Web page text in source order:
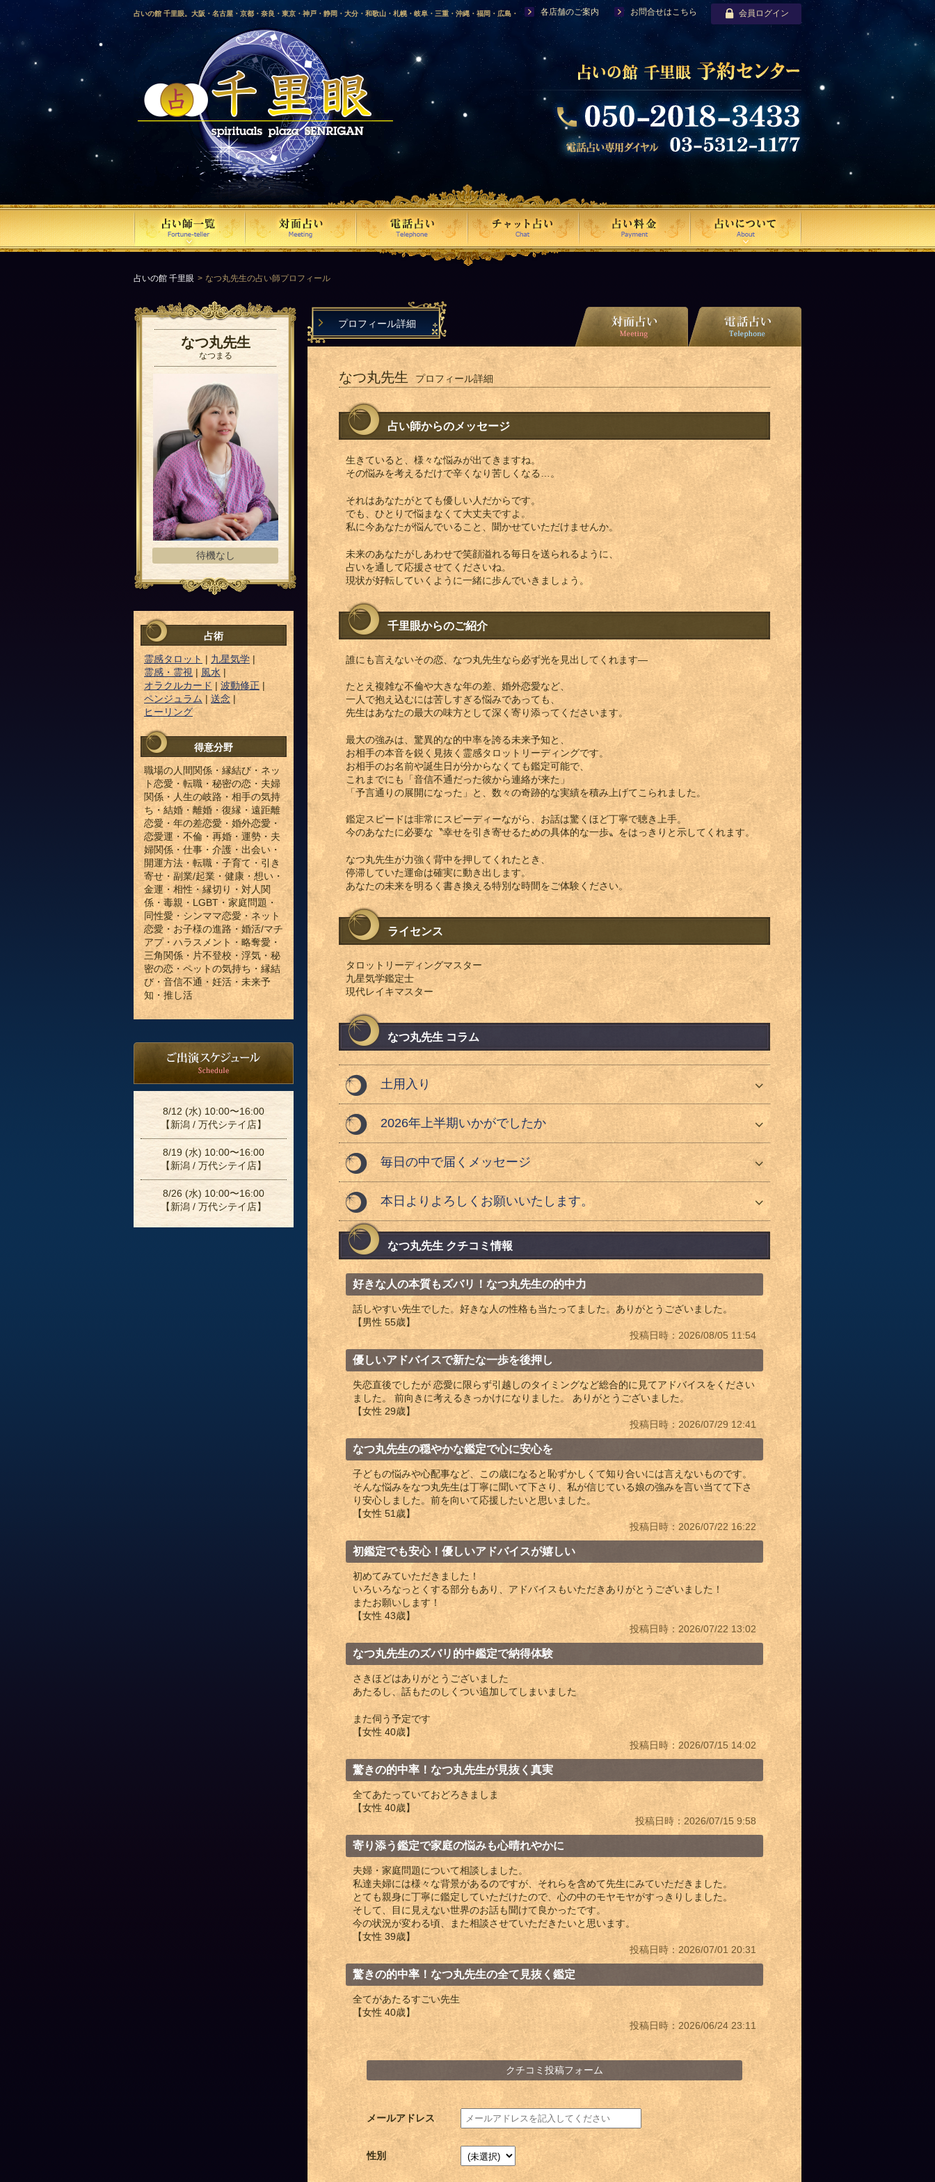
占いの館 千里眼。大阪・名古屋・京都・奈良・東京・神戸・静岡・大分・和歌山・札幌・岐阜・三重・沖縄・福岡・広島・
愛媛・鹿児島・徳島・香川・山形・岡山・横浜・千葉・福島・岩手・高知・熊本・群馬・滋賀・福井・仙台・山口・宮崎・山
梨・長野・埼玉・茨城・栃木・金沢・佐賀・長崎・鳥取・富山・新潟・秋田・青森・島根に店舗を構える、口コミで評判の人
気占い師による占い。
各店舗のご案内 お問合せはこちら 会員ログイン
占いの館 千里眼 なつ丸先生の占い師プロフィール
なつ丸先生
なつまる
待機なし
占術
霊感タロット | 九星気学 |
霊感・霊視 | 風水|
オラクルカード | 波動修正 |
ペンジュラム |送念 |
ヒーリング
得意分野
職場の人間関係・縁結び・ネッ
ト恋愛・転職・秘密の恋・夫婦
関係・人生の岐路・相手の気持
ち・結婚・離婚・復縁・遠距離
恋愛・年の差恋愛・婚外恋愛・
恋愛運・不倫・再婚・運勢・夫
婦関係・仕事・介護・出会い・
開運方法・転職・子育て・引き
寄せ・副業/起業・健康・想い・
金運・相性・縁切り・対人関
係・毒親・LGBT・家庭問題・
同性愛・シンママ恋愛・ネット
恋愛・お子様の進路・婚活/マチ
アプ・ハラスメント・略奪愛・
三角関係・片不登校・浮気・秘
密の恋・ペットの気持ち・縁結
び・音信不通・妊活・未来予
知・推し活
8/12 (水) 10:00〜16:00
【新潟 / 万代シテイ店】
8/19 (水) 10:00〜16:00
【新潟 / 万代シテイ店】
8/26 (水) 10:00〜16:00
【新潟 / 万代シテイ店】
プロフィール詳細
なつ丸先生 プロフィール詳細
占い師からのメッセージ
生きていると、様々な悩みが出てきますね。
その悩みを考えるだけで辛くなり苦しくなる…。
それはあなたがとても優しい人だからです。
でも、ひとりで悩まなくて大丈夫ですよ。
私に今あなたが悩んでいること、聞かせていただけませんか。
未来のあなたがしあわせで笑顔溢れる毎日を送られるように、
占いを通して応援させてくださいね。
現状が好転していくように一緒に歩んでいきましょう。
千里眼からのご紹介
誰にも言えないその恋、なつ丸先生なら必ず光を見出してくれます—
たとえ複雑な不倫や大きな年の差、婚外恋愛など、
一人で抱え込むには苦しすぎる悩みであっても、
先生はあなたの最大の味方として深く寄り添ってくださいます。
最大の強みは、驚異的な的中率を誇る未来予知と、
お相手の本音を鋭く見抜く霊感タロットリーディングです。
お相手のお名前や誕生日が分からなくても鑑定可能で、
これまでにも「音信不通だった彼から連絡が来た」
「予言通りの展開になった」と、数々の奇跡的な実績を積み上げてこられました。
鑑定スピードは非常にスピーディーながら、お話は驚くほど丁寧で聴き上手。
今のあなたに必要な〝幸せを引き寄せるための具体的な一歩〟をはっきりと示してくれます。
なつ丸先生が力強く背中を押してくれたとき、
停滞していた運命は確実に動き出します。
あなたの未来を明るく書き換える特別な時間をご体験ください。
ライセンス
タロットリーディングマスター
九星気学鑑定士
現代レイキマスター
なつ丸先生 コラム
土用入り
2026年上半期いかがでしたか
毎日の中で届くメッセージ
本日よりよろしくお願いいたします。
なつ丸先生 クチコミ情報
好きな人の本質もズバリ！なつ丸先生の的中力
話しやすい先生でした。好きな人の性格も当たってました。ありがとうございました。
【男性 55歳】
投稿日時：2026/08/05 11:54
優しいアドバイスで新たな一歩を後押し
失恋直後でしたが 恋愛に限らず引越しのタイミングなど総合的に見てアドバイスをください
ました。 前向きに考えるきっかけになりました。 ありがとうございました。
【女性 29歳】
投稿日時：2026/07/29 12:41
なつ丸先生の穏やかな鑑定で心に安心を
子どもの悩みや心配事など、この歳になると恥ずかしくて知り合いには言えないものです。
そんな悩みをなつ丸先生は丁寧に聞いて下さり、私が信じている娘の強みを言い当てて下さ
り安心しました。前を向いて応援したいと思いました。
【女性 51歳】
投稿日時：2026/07/22 16:22
初鑑定でも安心！優しいアドバイスが嬉しい
初めてみていただきました！
いろいろなっとくする部分もあり、アドバイスもいただきありがとうございました！
またお願いします！
【女性 43歳】
投稿日時：2026/07/22 13:02
なつ丸先生のズバリ的中鑑定で納得体験
さきほどはありがとうございました
あたるし、話もたのしくつい追加してしまいました
また伺う予定です
【女性 40歳】
投稿日時：2026/07/15 14:02
驚きの的中率！なつ丸先生が見抜く真実
全てあたっていておどろきましま
【女性 40歳】
投稿日時：2026/07/15 9:58
寄り添う鑑定で家庭の悩みも心晴れやかに
夫婦・家庭問題について相談しました。
私達夫婦には様々な背景があるのですが、それらを含めて先生にみていただきました。
とても親身に丁寧に鑑定していただけたので、心の中のモヤモヤがすっきりしました。
そして、目に見えない世界のお話も聞けて良かったです。
今の状況が変わる頃、また相談させていただきたいと思います。
【女性 39歳】
投稿日時：2026/07/01 20:31
驚きの的中率！なつ丸先生の全て見抜く鑑定
全てがあたるすごい先生
【女性 40歳】
投稿日時：2026/06/24 23:11
クチコミ投稿フォーム
メールアドレス
性別